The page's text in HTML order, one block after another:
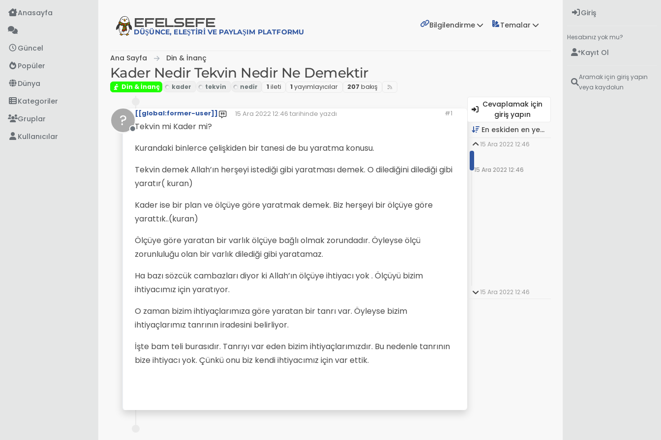
İçeriğe atla
Anasayfa
Güncel
Popüler
Dünya
Kategoriler
Gruplar
Kullanıcılar
EFELSEFE
DÜŞÜNCE, ELEŞTIRI VE PAYLAŞIM PLATFORMU
Bilgilendirme Temalar
Ana Sayfa Din & İnanç
Kader Nedir Tekvin Nedir Ne Demektir
Din & İnanç 1i̇leti 1yayımlayıcılar 207 bakış
?
Çevrimdışı
[[global:former-user]] 15 Ara 2022 12:46 tarihinde yazdı
Son düzenleyen:
#1
Tekvin mi Kader mi?
Kurandaki binlerce çelişkiden bir tanesi de bu yaratma konusu.
Tekvin demek Allah’ın herşeyi istediği gibi yaratması demek. O dilediğini dilediği gibi
yaratır( kuran)
Kader ise bir plan ve ölçüye göre yaratmak demek. Biz herşeyi bir ölçüye göre
yarattık..(kuran)
Ölçüye göre yaratan bir varlık ölçüye bağlı olmak zorundadır. Öyleyse ölçü
zorunluluğu olan bir varlık dilediği gibi yaratamaz.
Ha bazı sözcük cambazları diyor ki Allah’ın ölçüye ihtiyacı yok . Ölçüyü bizim
ihtiyacımız için yaratıyor.
O zaman bizim ihtiyaçlarımıza göre yaratan bir tanrı var. Öyleyse bizim
ihtiyaçlarımız tanrının iradesini belirliyor.
İşte bam teli burasıdır. Tanrıyı var eden bizim ihtiyaçlarımızdır. Bu nedenle tanrının
bize ihtiyacı yok. Çünkü onu biz kendi ihtiyacımız için var ettik.
Cevaplamak için
giriş yapın
En eskiden en yeniye
15 Ara 2022 12:46
15 Ara 2022 12:46
15 Ara 2022 12:46
Giriş
Hesabınız yok mu?
Kayıt Ol
Aramak için giriş yapın
veya kaydolun